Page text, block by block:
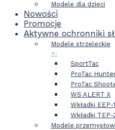
Modele dla dzieci
Nowości
Promocje
Aktywne ochronniki
Modele strzeleckie
+-
SportTac
ProTac
ProTac
WS ALERT X
Wkładki EEP-
Wkładki TEP-
Modele